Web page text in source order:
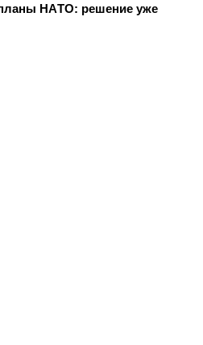
НAТO: рeшeниe ужe